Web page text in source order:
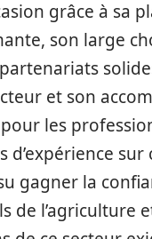
grâce à sa
son large
et son
les
d’expérience sur
gagner la
de l’agriculture